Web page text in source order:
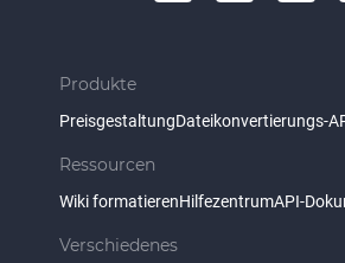
Produkte
PreisgestaltungDateikonvertierungs-
Ressourcen
Wiki formatierenHilfezentrumAPI-
Verschiedenes